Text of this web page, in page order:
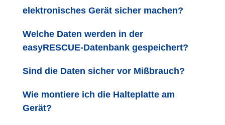
elektronisches Gerät sicher machen?
Welche Daten werden in der
easyRESCUE-Datenbank gespeichert?
Sind die Daten sicher vor Mißbrauch?
Wie montiere ich die Halteplatte am
Gerät?